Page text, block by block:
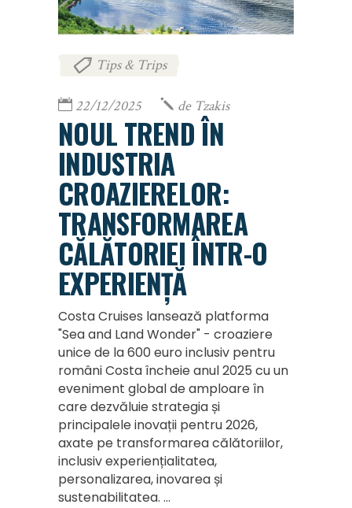
Tips & Trips
22/12/2025 de Tzakis
NOUL TREND ÎN
INDUSTRIA
CROAZIERELOR:
TRANSFORMAREA
CĂLĂTORIEI ÎNTR-O
EXPERIENȚĂ
Costa Cruises lansează platforma
"Sea and Land Wonder" - croaziere
unice de la 600 euro inclusiv pentru
români Costa încheie anul 2025 cu un
eveniment global de amploare în
care dezvăluie strategia și
principalele inovații pentru 2026,
axate pe transformarea călătoriilor,
inclusiv experiențialitatea,
personalizarea, inovarea și
sustenabilitatea.